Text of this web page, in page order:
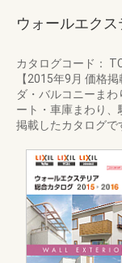
ウォールエク
カタログコード：
【2015年9月 価格
ダ・バルコニーま
ート・車庫まわり
掲載したカタログで